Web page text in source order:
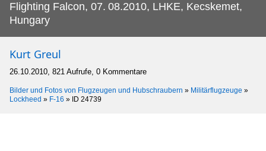
Flighting Falcon, 07. 08.2010, LHKE, Kecskemet,
Hungary
Kurt Greul
26.10.2010, 821 Aufrufe, 0 Kommentare
Bilder und Fotos von Flugzeugen und Hubschraubern » Militärflugzeuge »
Lockheed » F-16 » ID 24739